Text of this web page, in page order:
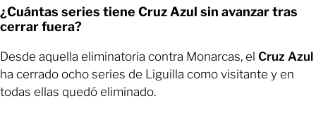
¿Cuántas series tiene Cruz Azul sin avanzar tras
cerrar fuera?
Desde aquella eliminatoria contra Monarcas, el Cruz Azul
ha cerrado ocho series de Liguilla como visitante y en
todas ellas quedó eliminado.